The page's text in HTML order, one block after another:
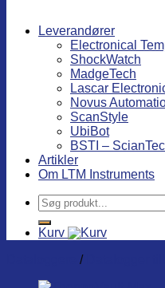
Leverandører
Electronical
ShockWatch
MadgeTech
Lascar
Novus
ScanStyle
UbiBot
BSTI –
Artikler
Om LTM Instruments
Søg
efter:
Kurv
/